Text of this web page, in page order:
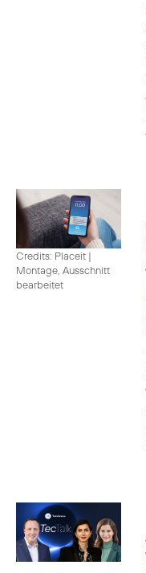
Credits: Placeit |
Montage, Ausschnitt
bearbeitet